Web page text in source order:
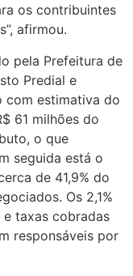
os contribuintes
afirmou.
pela Prefeitura de
Predial e
com estimativa do
61 milhões do
o que
seguida está o
de 41,9% do
Os 2,1%
taxas cobradas
responsáveis por